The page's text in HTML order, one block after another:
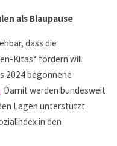
als Blaupause
dass die
Kitas“ fördern will.
2024 begonnene
. Damit werden bundesweit
Lagen unterstützt.
in den